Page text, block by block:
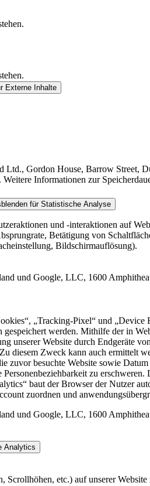
Externe Inhalte
Ltd., Gordon House, Barrow Street,
Informationen zur
für Statistische Analyse
und -interaktionen auf
Betätigung von
Bildschirmauflösung).
und Google, LLC, 1600
„Tracking-Pixel“ und
werden. Mithilfe der in
unserer Website durch Endgeräte
diesem Zweck kann auch ermittelt
zuvor besuchte Website sowie
zu
baut der Browser der Nutzer
zuordnen und
und Google, LLC, 1600
Analytics
etc.) auf unserer